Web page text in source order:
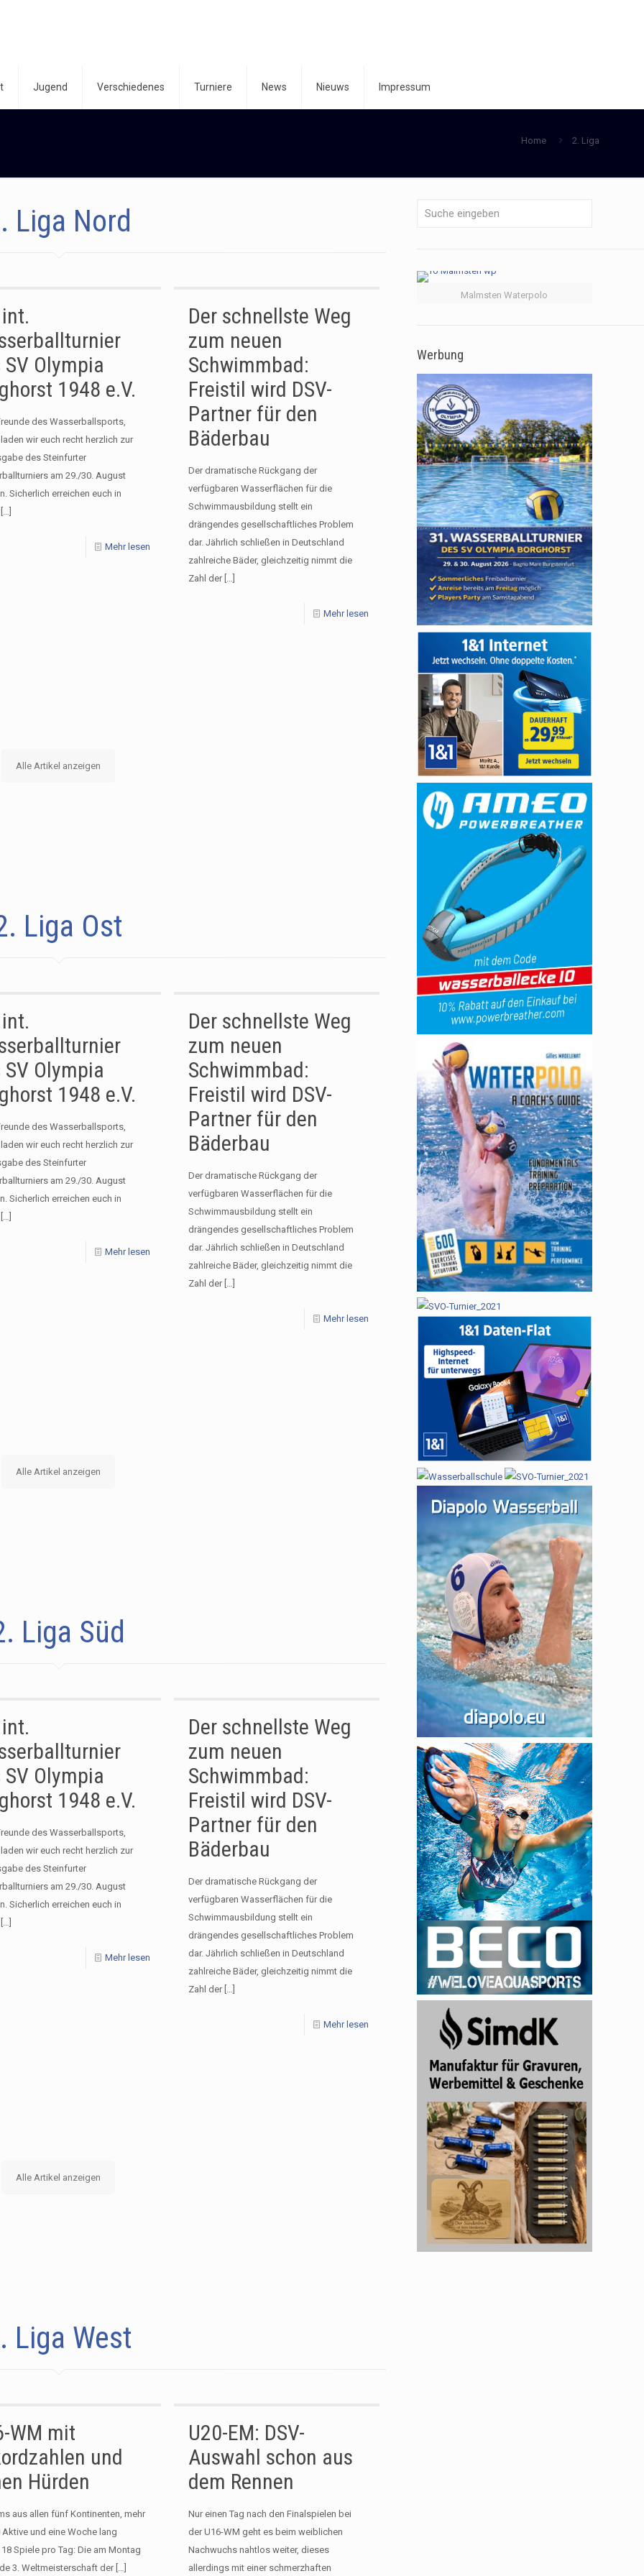
Jugend Verschiedenes Turniere News Nieuws Impressum
Home 2. Liga
Liga Nord
SV Olympia
1948 e.V.
des Wasserballsports,
wir euch recht herzlich zur
des Steinfurter
am 29./30. August
Sicherlich erreichen euch in
[…]
Mehr lesen
Der schnellste Weg
zum neuen
Schwimmbad:
Freistil wird DSV-
Partner für den
Bäderbau
Der dramatische Rückgang der
verfügbaren Wasserflächen für die
Schwimmausbildung stellt ein
drängendes gesellschaftliches Problem
dar. Jährlich schließen in Deutschland
zahlreiche Bäder, gleichzeitig nimmt die
Zahl der[…]
Mehr lesen
Alle Artikel anzeigen
Liga Ost
SV Olympia
1948 e.V.
des Wasserballsports,
wir euch recht herzlich zur
des Steinfurter
am 29./30. August
Sicherlich erreichen euch in
[…]
Mehr lesen
Der schnellste Weg
zum neuen
Schwimmbad:
Freistil wird DSV-
Partner für den
Bäderbau
Der dramatische Rückgang der
verfügbaren Wasserflächen für die
Schwimmausbildung stellt ein
drängendes gesellschaftliches Problem
dar. Jährlich schließen in Deutschland
zahlreiche Bäder, gleichzeitig nimmt die
Zahl der[…]
Mehr lesen
Alle Artikel anzeigen
Liga Süd
SV Olympia
1948 e.V.
des Wasserballsports,
wir euch recht herzlich zur
des Steinfurter
am 29./30. August
Sicherlich erreichen euch in
[…]
Mehr lesen
Der schnellste Weg
zum neuen
Schwimmbad:
Freistil wird DSV-
Partner für den
Bäderbau
Der dramatische Rückgang der
verfügbaren Wasserflächen für die
Schwimmausbildung stellt ein
drängendes gesellschaftliches Problem
dar. Jährlich schließen in Deutschland
zahlreiche Bäder, gleichzeitig nimmt die
Zahl der[…]
Mehr lesen
Alle Artikel anzeigen
Liga West
WM mit
und
Hürden
aus allen fünf Kontinenten, mehr
Aktive und eine Woche lang
Spiele pro Tag: Die am Montag
3. Weltmeisterschaft der[…]
U20-EM: DSV-
Auswahl schon aus
dem Rennen
Nur einen Tag nach den Finalspielen bei
der U16-WM geht es beim weiblichen
Nachwuchs nahtlos weiter, dieses
allerdings mit einer schmerzhaften
Malmsten Waterpolo
Werbung